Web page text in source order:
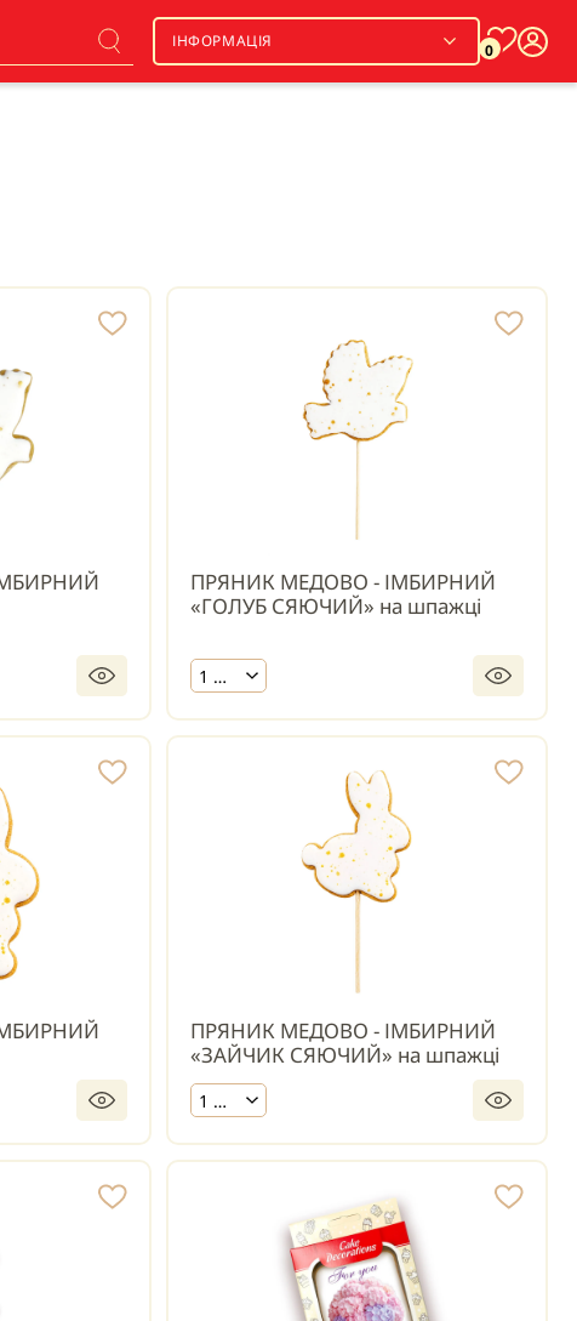
ІНФОРМАЦІЯ 0
ПРЯНИК МЕДОВО - ІМБИРНИЙ
«ГОЛУБ СЯЮЧИЙ» на шпажці
1 шт.
ПРЯНИК МЕДОВО - ІМБИРНИЙ
«ЗАЙЧИК СЯЮЧИЙ» на шпажці
1 шт.